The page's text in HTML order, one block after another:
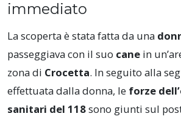
immediato
La scoperta è stata fatta da una
passeggiava con il suo cane in
zona di Crocetta. In seguito alla
effettuata dalla donna, le forze
sanitari del 118sono giunti sul